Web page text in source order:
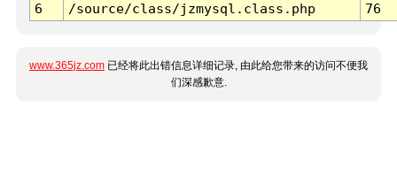
6
/source/class/jzmysql.class.php 76
www.365jz.com 已经将此出错信息详细记录, 由此给您带来的访问不便我
们深感歉意.